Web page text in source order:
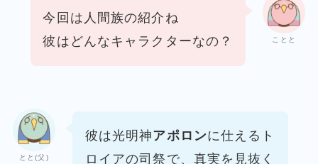
ことと
今回は人間族の紹介ね
彼はどんなキャラクターなの？
とと(父)
彼は光明神アポロンに仕えるト
ロイアの司祭で、 真実を見抜く